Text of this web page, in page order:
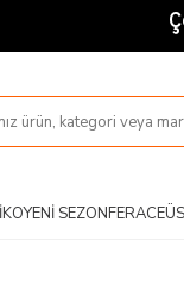
YENI SEZONFERACE